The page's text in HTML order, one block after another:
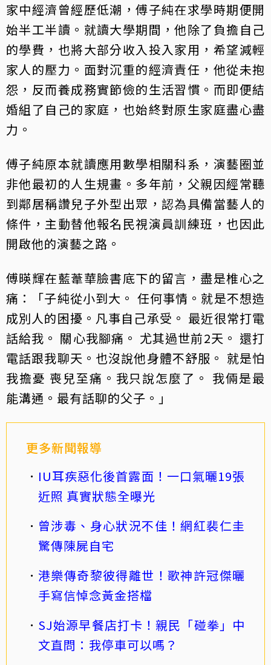
家中經濟曾經歷低潮，傅子純在求學時期便開
始半工半讀。就讀大學期間，他除了負擔自己
的學費，也將大部分收入投入家用，希望減輕
家人的壓力。面對沉重的經濟責任，他從未抱
怨，反而養成務實節儉的生活習慣。而即便結
婚組了自己的家庭，也始終對原生家庭盡心盡
力。
傅子純原本就讀應用數學相關科系，演藝圈並
非他最初的人生規畫。多年前，父親因經常聽
到鄰居稱讚兒子外型出眾，認為具備當藝人的
條件，主動替他報名民視演員訓練班，也因此
開啟他的演藝之路。
傅暎輝在藍葦華臉書底下的留言，盡是椎心之
痛：「子純從小到大。 任何事情。就是不想造
成別人的困擾。凡事自己承受。 最近很常打電
話給我。 關心我腳痛。 尤其過世前2天。 還打
電話跟我聊天。也沒說他身體不舒服。 就是怕
我擔憂 喪兒至痛。我只說怎麼了。 我倆是最
能溝通。最有話聊的父子。」
更多新聞報導
IU耳疾惡化後首露面！一口氣曬19張
近照 真實狀態全曝光
曾涉毒、身心狀況不佳！網紅裴仁圭
驚傳陳屍自宅
港樂傳奇黎彼得離世！歌神許冠傑曬
手寫信悼念黃金搭檔
SJ始源早餐店打卡！親民「碰拳」中
文直問：我停車可以嗎？